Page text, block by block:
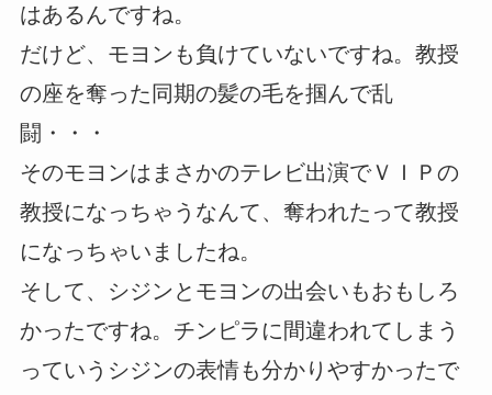
はあるんですね。
だけど、モヨンも負けていないですね。教授
の座を奪った同期の髪の毛を掴んで乱
闘・・・
そのモヨンはまさかのテレビ出演でＶＩＰの
教授になっちゃうなんて、奪われたって教授
になっちゃいましたね。
そして、シジンとモヨンの出会いもおもしろ
かったですね。チンピラに間違われてしまう
っていうシジンの表情も分かりやすかったで